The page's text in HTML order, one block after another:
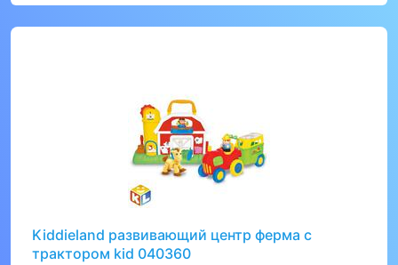
Kiddieland развивающий центр ферма с
трактором kid 040360